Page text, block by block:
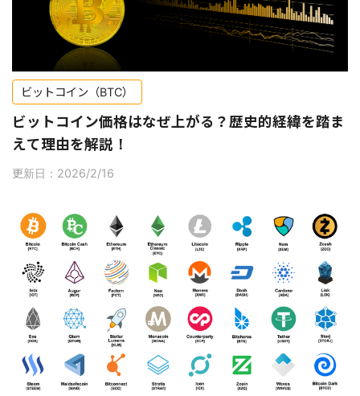
ビットコイン（BTC）
ビットコイン価格はなぜ上がる？歴史的経緯を踏ま
えて理由を解説！
更新日：2026/2/16